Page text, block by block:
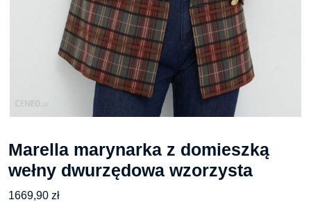
Marella marynarka z domieszką
wełny dwurzędowa wzorzysta
1669,90 zł